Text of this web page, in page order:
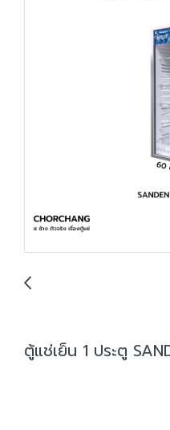
ตู้แช่เย็น 1 ประตู